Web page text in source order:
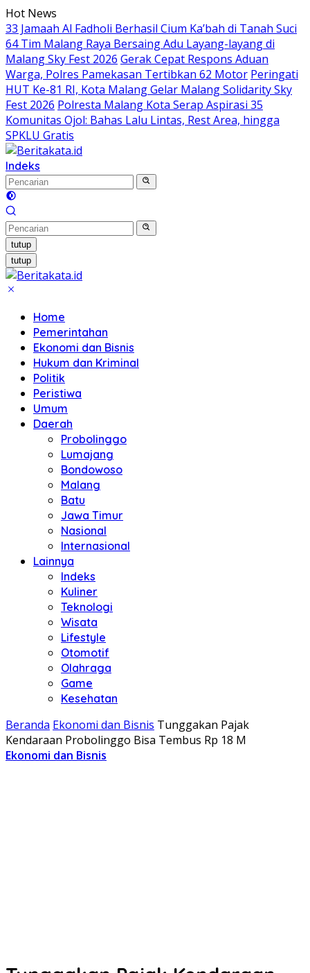
Langsung
ke
konten
Hot News
33 Jamaah Al Fadholi Berhasil Cium Ka’bah di Tanah Suci
64 Tim Malang Raya Bersaing Adu Layang-layang di
Malang Sky Fest 2026 Gerak Cepat Respons Aduan
Warga, Polres Pamekasan Tertibkan 62 Motor Peringati
HUT Ke-81 RI, Kota Malang Gelar Malang Solidarity Sky
Fest 2026 Polresta Malang Kota Serap Aspirasi 35
Komunitas Ojol: Bahas Lalu Lintas, Rest Area, hingga
SPKLU Gratis
Indeks
tutup
tutup
Home
Pemerintahan
Ekonomi dan Bisnis
Hukum dan Kriminal
Politik
Peristiwa
Umum
Daerah
Probolinggo
Lumajang
Bondowoso
Malang
Batu
Jawa Timur
Nasional
Internasional
Lainnya
Indeks
Kuliner
Teknologi
Wisata
Lifestyle
Otomotif
Olahraga
Game
Kesehatan
Beranda Ekonomi dan Bisnis Tunggakan Pajak
Kendaraan Probolinggo Bisa Tembus Rp 18 M
Ekonomi dan Bisnis